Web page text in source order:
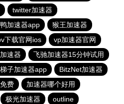
twitter加速器
加速器app
猴王加速器
下载官网ios
vp加速器官网
速器
飞驰加速器15分钟试用
子加速器app
BitzNet加速器
费
加速器哪个好用
极光加速器
outline